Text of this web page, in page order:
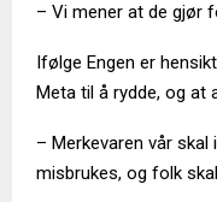
– Vi mener at de gjør
Ifølge Engen er
Meta til å rydde, og at
– Merkevaren vår skal
misbrukes, og folk